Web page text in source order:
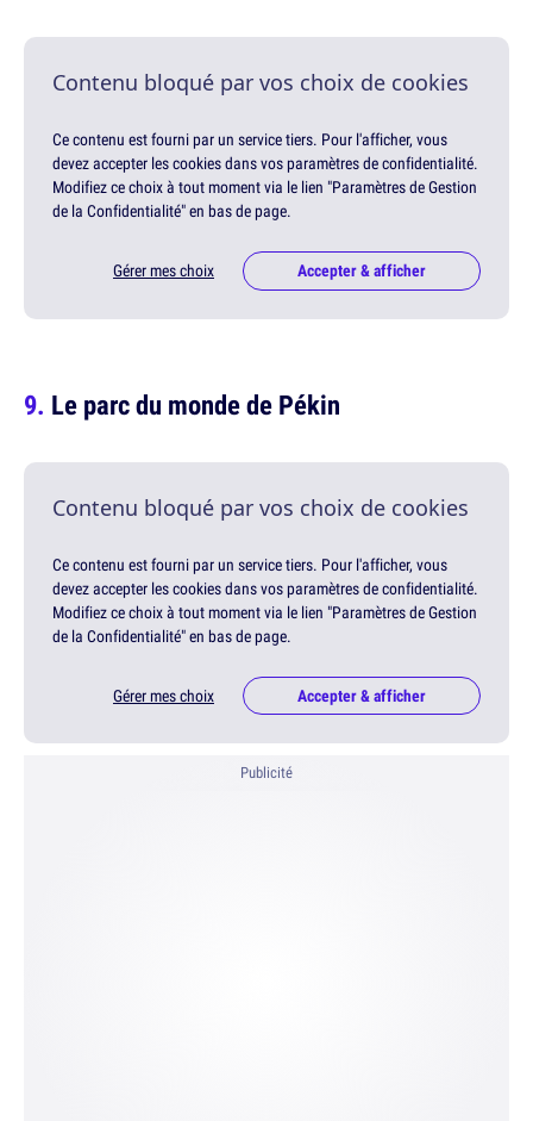
Contenu bloqué par vos choix de cookies
Ce contenu est fourni par un service tiers. Pour l'afficher, vous
devez accepter les cookies dans vos paramètres de confidentialité.
Modifiez ce choix à tout moment via le lien "Paramètres de Gestion
de la Confidentialité" en bas de page.
Gérer mes choix Accepter & afficher
Le parc du monde de Pékin
Contenu bloqué par vos choix de cookies
Ce contenu est fourni par un service tiers. Pour l'afficher, vous
devez accepter les cookies dans vos paramètres de confidentialité.
Modifiez ce choix à tout moment via le lien "Paramètres de Gestion
de la Confidentialité" en bas de page.
Gérer mes choix Accepter & afficher
Publicité